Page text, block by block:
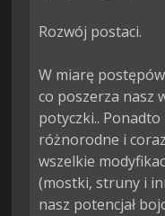
Rozwój postaci.
W miarę
co poszerza nasz
potyczki..
różnorodne i
wszelkie
(mostki, struny i
nasz potencjał